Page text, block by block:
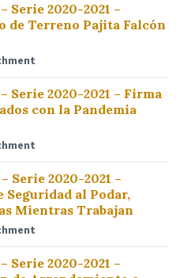
Serie 2020-2021 –
de Terreno Pajita Falcón
Serie 2020-2021 – Firma
con la Pandemia
Serie 2020-2021 –
al Podar,
Mientras Trabajan
Serie 2020-2021 –